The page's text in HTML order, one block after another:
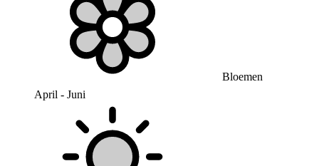
Bloemen
April - Juni